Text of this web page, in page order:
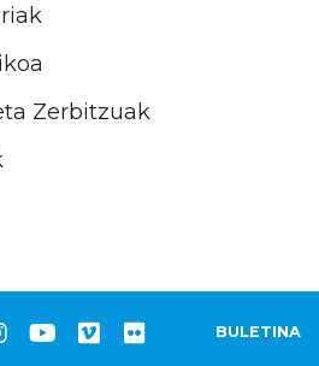
Zerbitzuak
BULETINA